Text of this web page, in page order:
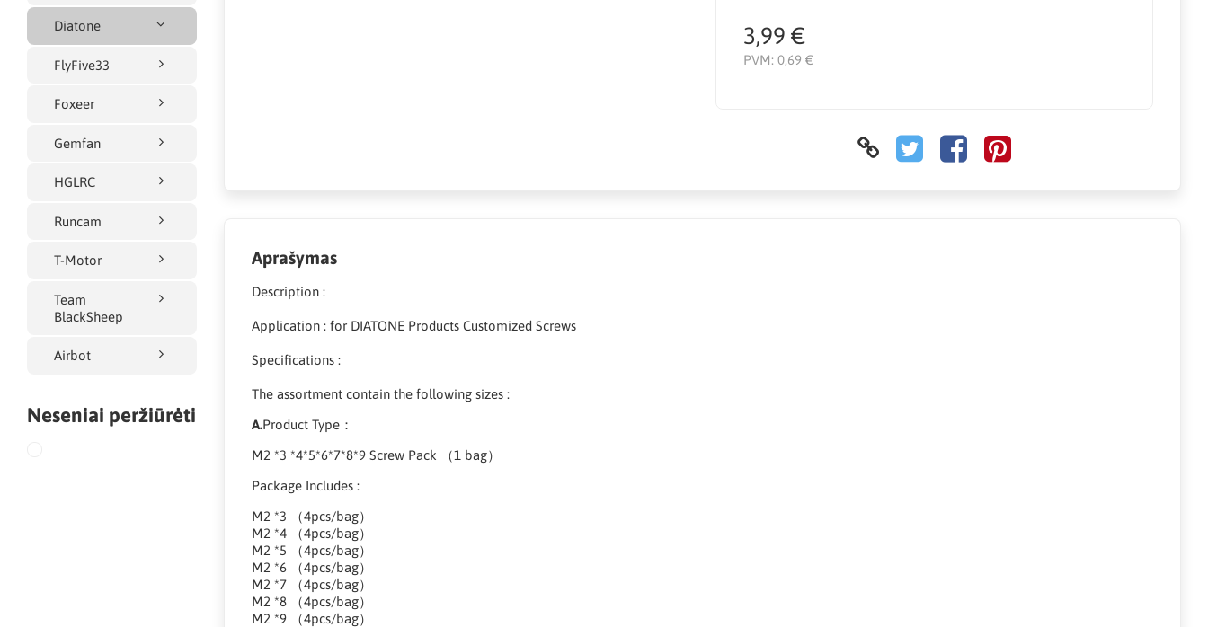
Diatone
FlyFive33
Foxeer
Gemfan
HGLRC
Runcam
T-Motor
Team
BlackSheep
Airbot
Neseniai peržiūrėti
3,99 €
PVM:0,69 €
Aprašymas
Description :
Application : for DIATONE Products Customized Screws
Specifications :
The assortment contain the following sizes :
A.Product Type：
M2 *3 *4*5*6*7*8*9 Screw Pack （1 bag）
Package Includes :
M2 *3 （4pcs/bag）
M2 *4 （4pcs/bag）
M2 *5 （4pcs/bag）
M2 *6 （4pcs/bag）
M2 *7 （4pcs/bag）
M2 *8 （4pcs/bag）
M2 *9 （4pcs/bag）